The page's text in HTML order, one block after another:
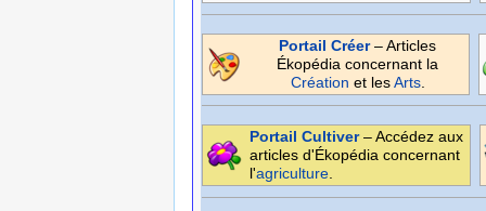
Portail Créer– Articles
Ékopédia concernant la
Création et lesArts
Portail Cultiver– Accédez aux
articles d'Ékopédia concernant
l'agriculture